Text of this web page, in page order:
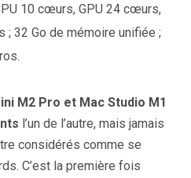
10 cœurs, GPU 24 cœurs,
; 32 Go de mémoire unifiée ;
M2 Pro et Mac Studio M1
l’un de l’autre, mais jamais
considérés comme se
C’est la première fois